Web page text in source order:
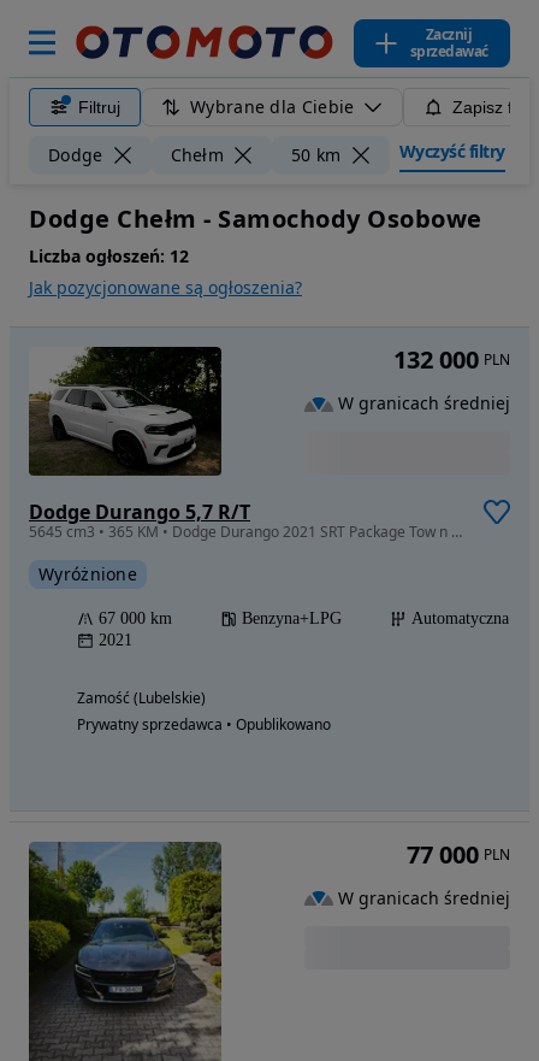
Zacznij
sprzedawać
Filtruj Wybrane dla Ciebie Zapisz
Dodge Chełm 50 km Wyczyść filtry
Dodge Chełm - Samochody Osobowe
Liczba ogłoszeń: 12
Jak pozycjonowane są ogłoszenia?
Dodge Durango 5,7 R/T
5645 cm3 • 365 KM • Dodge Durango 2021 SRT Package Tow n Go
Wyróżnione
67 000 km Benzyna+LPG
Automatyczna
2021
Zamość (Lubelskie)
Prywatny sprzedawca • Opublikowano
132 000 PLN
W granicach średniej
77 000 PLN
W granicach średniej